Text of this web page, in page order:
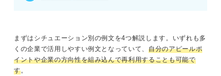
まずはシチュエーション別の例文を4つ解説します。いずれも多
くの企業で活用しやすい例文となっていて、 自分のアピールポ
イントや企業の方向性を組み込んで再利用することも可能で
す。